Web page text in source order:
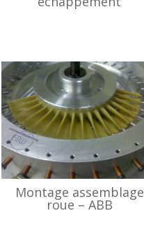
Montage assemblage
roue – ABB